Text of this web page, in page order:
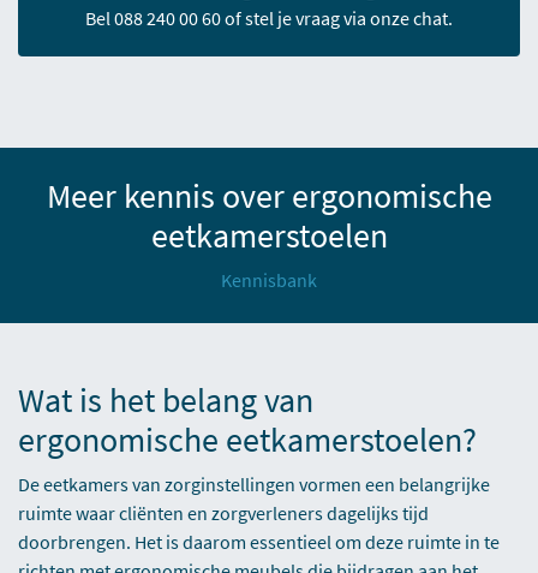
Bel 088 240 00 60 of stel je vraag via onze chat.
Meer kennis over ergonomische
eetkamerstoelen
Kennisbank
Wat is het belang van
ergonomische eetkamerstoelen?
De eetkamers van zorginstellingen vormen een belangrijke
ruimte waar cliënten en zorgverleners dagelijks tijd
doorbrengen. Het is daarom essentieel om deze ruimte in te